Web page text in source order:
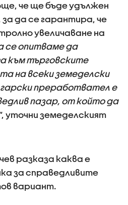
че ще бъде удължен
да се гарантира, че
увеличаване на
се опитваме да
към търговските
на всеки земеделски
преработвател е
пазар, от който да
уточни земеделският
разказа каква е
за справедливите
вариант.